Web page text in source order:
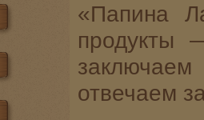
«Папина
продукты
отвечаем